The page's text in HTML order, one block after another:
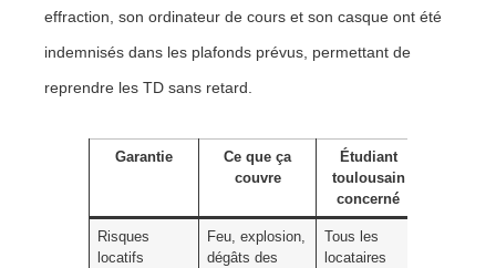
effraction, son ordinateur de cours et son casque ont été
indemnisés dans les plafonds prévus, permettant de
reprendre les TD sans retard.
Garantie
Ce que ça
couvre
Étudiant
toulousain
concerné
Risques
locatifs
Feu, explosion,
dégâts des
Tous les
locataires